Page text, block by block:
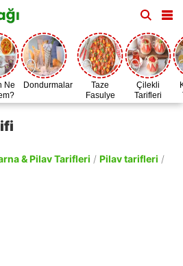
Ne
Dondurmalar
Taze
Fasulye
Zamanı
Çilekli
Tarifleri
& Pilav Tarifleri / Pilav tarifleri /